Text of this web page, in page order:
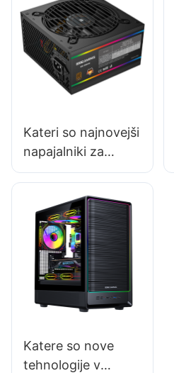
Kateri so najnovejši
napajalniki za
računalnike s
pametnega
spremljanja?
Katere so nove
tehnologije v